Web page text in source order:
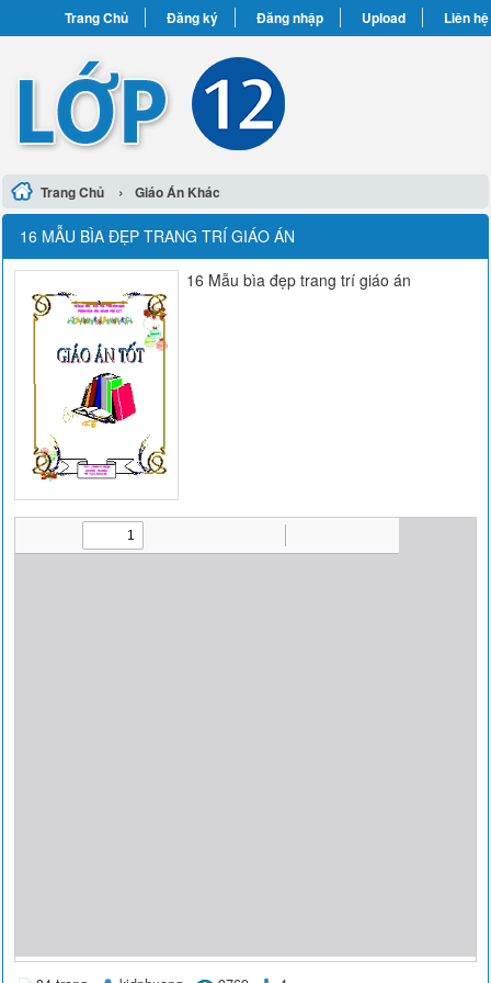
Trang Chủ Đăng ký Đăng nhập Upload Liên hệ
Trang Chủ › Giáo Án Khác
16 MẪU BÌA ĐẸP TRANG TRÍ GIÁO ÁN
16 Mẫu bìa đẹp trang trí giáo án